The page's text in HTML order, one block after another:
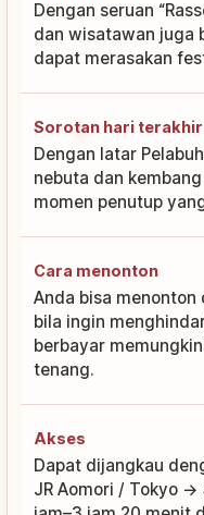
Dengan seruan
dan wisatawan juga
dapat merasakan
Sorotan hari terakhir
Dengan latar
nebuta dan
momen penutup
Cara menonton
Anda bisa menonton
bila ingin
berbayar
tenang.
Akses
Dapat dijangkau
JR Aomori / Tokyo